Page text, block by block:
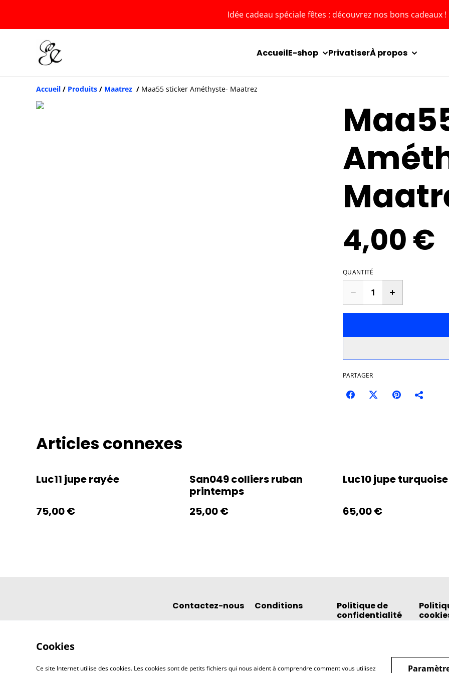
Idée cadeau spéciale fêtes : découvrez nos bons cadeaux !
AccueilE-shop PrivatiserÀ propos
Accueil / Produits / Maatrez / Maa55 sticker Améthyste- Maatrez
4,00 €
QUANTITÉ
PARTAGER
Articles connexes
Luc11 jupe rayée
75,00 €
San049 colliers ruban
printemps
25,00 €
Luc10 jupe turquoise
65,00 €
Contactez-nous Conditions
Politique de
confidentialité
Cookies
Ce site Internet utilise des cookies. Les cookies sont de petits fichiers qui nous aident à comprendre comment vous utilisez